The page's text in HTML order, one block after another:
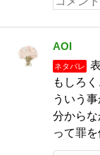
AOI
ネタバレ
もしろ
ういう
分から
って罪を